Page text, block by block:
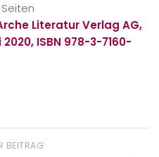
Literatur Verlag AG,
ISBN 978-3-7160-
BEITRAG